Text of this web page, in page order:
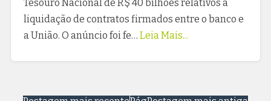
Tesouro Nacional de R$ 40 bilhões relativos à
liquidação de contratos firmados entre o banco e
a União. O anúncio foi fe… Leia Mais...